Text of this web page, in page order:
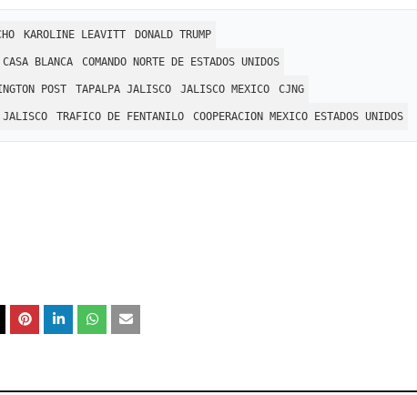
KAROLINE LEAVITT DONALD TRUMP
CASA BLANCA COMANDO NORTE DE ESTADOS UNIDOS
POST TAPALPA JALISCO JALISCO MEXICO CJNG
TRAFICO DE FENTANILO COOPERACION MEXICO ESTADOS UNIDOS